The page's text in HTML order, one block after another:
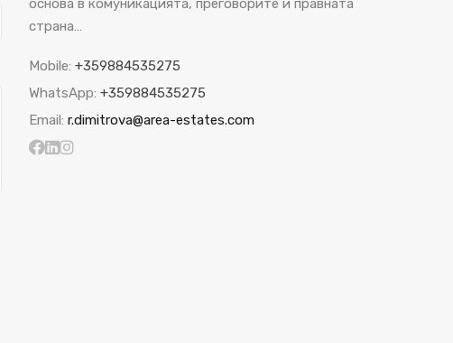
основа в комуникацията, преговорите и правната
страна…
Mobile:+359884535275
WhatsApp:+359884535275
Email:r.dimitrova@area-estates.com